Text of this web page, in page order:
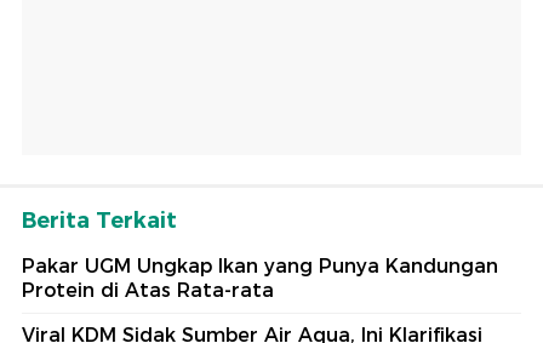
Berita Terkait
Pakar UGM Ungkap Ikan yang Punya Kandungan
Protein di Atas Rata-rata
Viral KDM Sidak Sumber Air Aqua, Ini Klarifikasi